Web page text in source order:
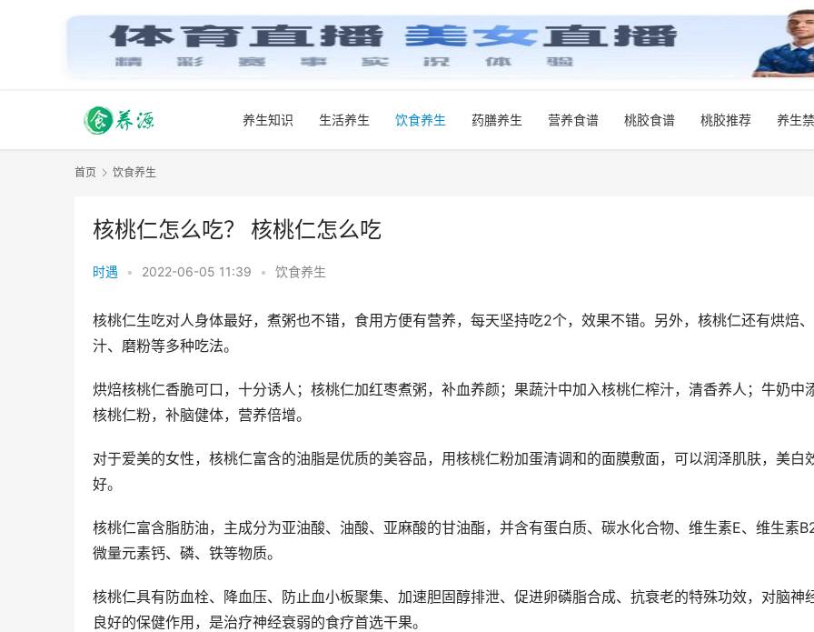
养生知识 生活养生 饮食养生 药膳养生 营养食谱 桃胶食谱 桃胶推荐 养生
首页 饮食养生
核桃仁怎么吃？ 核桃仁怎么吃
时遇 • 2022-06-05 11:39 • 饮食养生
核桃仁生吃对人身体最好，煮粥也不错，食用方便有营养，每天坚持吃2个，效果不错。另外，核桃仁还有烘焙
汁、磨粉等多种吃法。
烘焙核桃仁香脆可口，十分诱人；核桃仁加红枣煮粥，补血养颜；果蔬汁中加入核桃仁榨汁，清香养人；牛奶中
核桃仁粉，补脑健体，营养倍增。
对于爱美的女性，核桃仁富含的油脂是优质的美容品，用核桃仁粉加蛋清调和的面膜敷面，可以润泽肌肤，美白
好。
核桃仁富含脂肪油，主成分为亚油酸、油酸、亚麻酸的甘油酯，并含有蛋白质、碳水化合物、维生素E、维生素
微量元素钙、磷、铁等物质。
核桃仁具有防血栓、降血压、防止血小板聚集、加速胆固醇排泄、促进卵磷脂合成、抗衰老的特殊功效，对脑神
良好的保健作用，是治疗神经衰弱的食疗首选干果。